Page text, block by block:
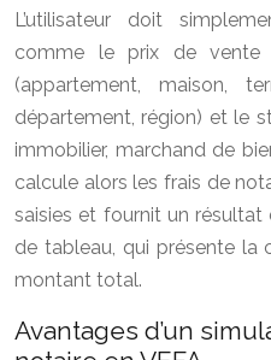
L’utilisateur doit
comme le prix de
(appartement, maison,
département, région) et le
immobilier, marchand de
calcule alors les frais de
saisies et fournit un
de tableau, qui présente la
montant total.
Avantages d’un